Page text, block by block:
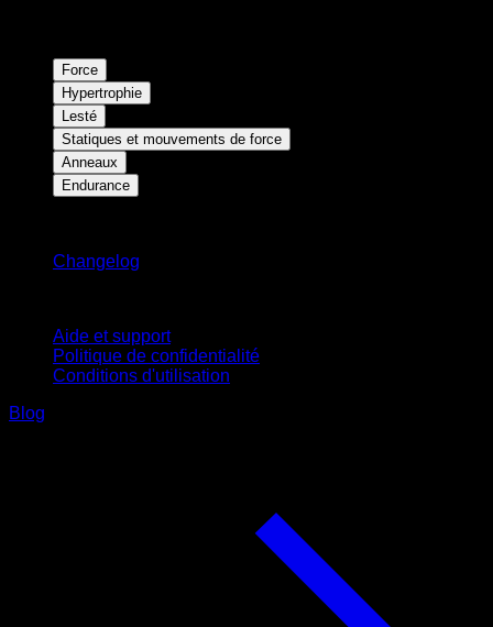
Force
Hypertrophie
Lesté
Statiques et mouvements de force
Anneaux
Endurance
Changelog
Aide et support
Politique de confidentialité
Conditions d'utilisation
Blog